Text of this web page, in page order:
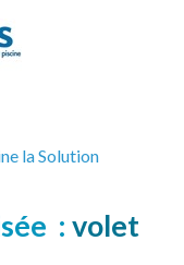
la Solution
: volet